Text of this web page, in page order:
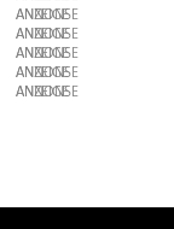
ANZEIGE
ANZEIGE
ANZEIGE
ANZEIGE
ANZEIGE